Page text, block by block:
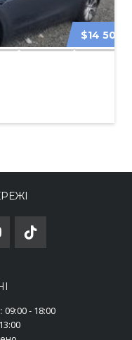
$14 500
09:00 - 18:00